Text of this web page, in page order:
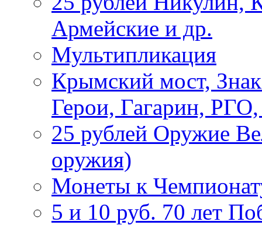
Армейские и др.
Мультипликация
Крымский мост,
Герои, Гагарин,
25 рублей Оружие
оружия)
Монеты к
5 и 10 руб. 70 лет